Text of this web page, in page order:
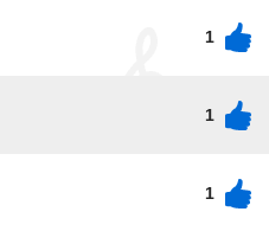
1
1
1